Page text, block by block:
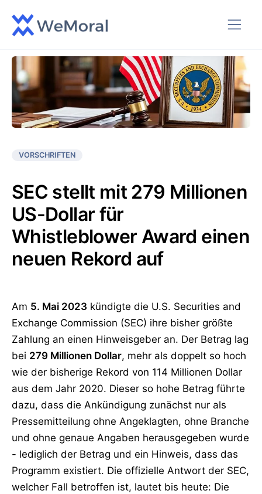
VORSCHRIFTEN
SEC stellt mit 279 Millionen
US-Dollar für
Whistleblower Award einen
neuen Rekord auf
Am 5. Mai 2023 kündigte die U.S. Securities and
Exchange Commission (SEC) ihre bisher größte
Zahlung an einen Hinweisgeber an. Der Betrag lag
bei 279 Millionen Dollar, mehr als doppelt so hoch
wie der bisherige Rekord von 114 Millionen Dollar
aus dem Jahr 2020. Dieser so hohe Betrag führte
dazu, dass die Ankündigung zunächst nur als
Pressemitteilung ohne Angeklagten, ohne Branche
und ohne genaue Angaben herausgegeben wurde
- lediglich der Betrag und ein Hinweis, dass das
Programm existiert. Die offizielle Antwort der SEC,
welcher Fall betroffen ist, lautet bis heute: Die